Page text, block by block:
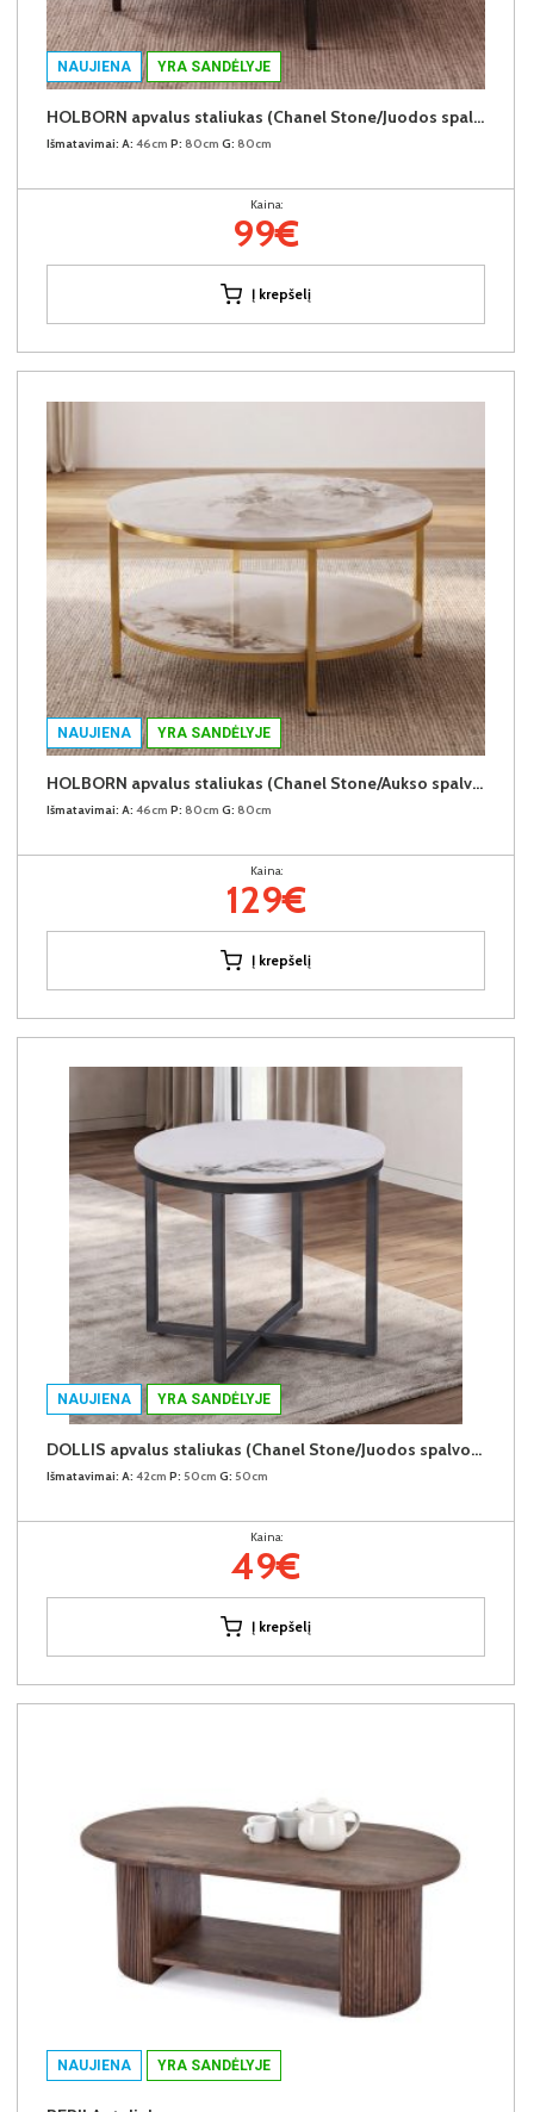
NAUJIENA YRA SANDĖLYJE
HOLBORN apvalus staliukas (Chanel Stone/Juodos spalvos kojos)
Išmatavimai: A: 46cm P: 80cm G: 80cm
Kaina:
99€
Į krepšelį
NAUJIENA YRA SANDĖLYJE
HOLBORN apvalus staliukas (Chanel Stone/Aukso spalvos kojos)
Išmatavimai: A: 46cm P: 80cm G: 80cm
Kaina:
129€
Į krepšelį
NAUJIENA YRA SANDĖLYJE
DOLLIS apvalus staliukas (Chanel Stone/Juodos spalvos kojos)
Išmatavimai: A: 42cm P: 50cm G: 50cm
Kaina:
49€
Į krepšelį
NAUJIENA YRA SANDĖLYJE